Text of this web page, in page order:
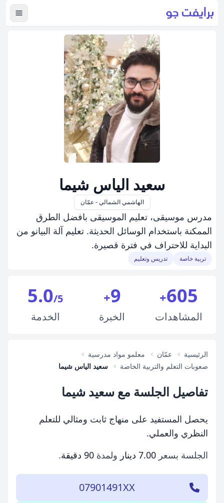
عرض
سعيد الياس شيما
الهاشمي الشمالي - عمّان
مدرس موسيقى، تعليم الموسيقى بافضل الطرق
الممكنة باستخدام الوسائل الحديثة. تعليم آلة البيانو من
البداية للاحتراف في فترة قصيرة.
تربية خاصة تدريس وتعليم
605
+
المشاهدات
9
+
الخبرة
5.0/5
الخدمة
الرئيسية عمّان
معلمو مواد مدرسية
صعوبات التعلم والتربية الخاصة
سعيد الياس شيما
تفاصيل الجلسة مع سعيد شيما
يحصل المستفيد على منهاج ثابت ومثالي للتعلم
النظري والعملي.
الجلسة بسعر 7.00 دينار ولمدة 90 دقيقة .
07901491XX